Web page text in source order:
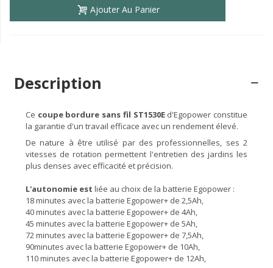
Ajouter Au Panier
Description
Ce coupe bordure sans fil ST1530Ed'Egopower constitue
la garantie d'un travail efficace avec un rendement élevé.
De nature à être utilisé par des professionnelles, ses 2
vitesses de rotation permettent l'entretien des jardins les
plus denses avec efficacité et précision.
L'autonomie est liée au choix de la batterie Egopower :
18 minutes avec la batterie Egopower+ de 2,5Ah,
40 minutes avec la batterie Egopower+ de 4Ah,
45 minutes avec la batterie Egopower+ de 5Ah,
72 minutes avec la batterie Egopower+ de 7,5Ah,
90minutes avec la batterie Egopower+ de 10Ah,
110 minutes avec la batterie Egopower+ de 12Ah,